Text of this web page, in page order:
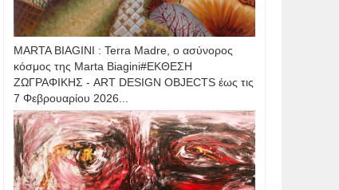
MARTA BIAGINI : Terra Madre, ο ασύνορος
κόσμος της Marta Biagini#ΕΚΘΕΣΗ
ΖΩΓΡΑΦΙΚΗΣ - ART DESIGN OBJECTS έως τις
7 Φεβρουαρίου 2026...